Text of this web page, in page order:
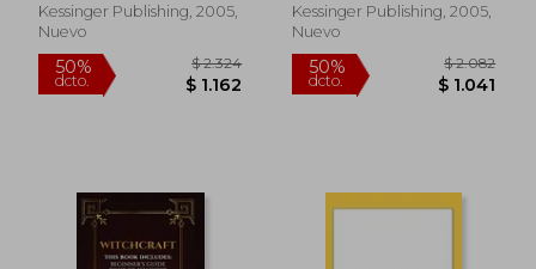
50%
dcto. $ 733
50%
dcto. $
Kessinger Publishing, 2005,
Nuevo
Kessinger Publishing, 2005,
Nuevo